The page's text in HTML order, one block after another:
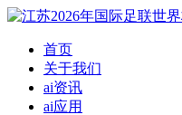
首页
关于我们
ai资讯
ai应用